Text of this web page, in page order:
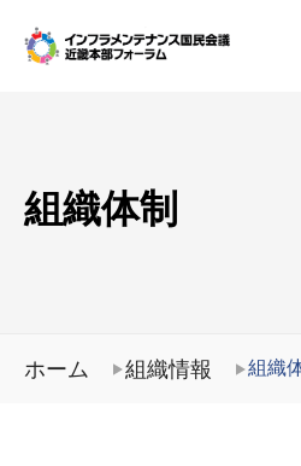
組織体制
ホーム 組織情報 組織